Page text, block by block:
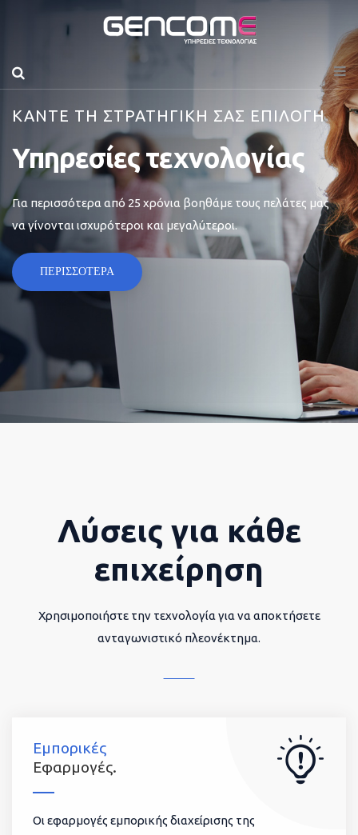
ΚΑΝΤΕ ΤΗ ΣΤΡΑΤΗΓΙΚΗ ΣΑΣ ΕΠΙΛΟΓΗ
Υπηρεσίες τεχνολογίας
Για περισσότερα από 25 χρόνια βοηθάμε τους πελάτες μας
να γίνονται ισχυρότεροι και μεγαλύτεροι.
ΠΕΡΙΣΣΟΤΕΡΑ
Λύσεις για κάθε
επιχείρηση
Χρησιμοποιήστε την τεχνολογία για να αποκτήσετε
ανταγωνιστικό πλεονέκτημα.
Εμπορικές
Εφαρμογές.
Οι εφαρμογές εμπορικής διαχείρισης της